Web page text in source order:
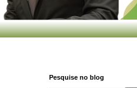
Pesquise no blog